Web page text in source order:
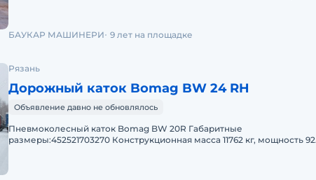
БАУКАР МАШИНЕРИ 9 лет на площадке
Рязань
Дорожный каток Bomag BW 24 RH
Объявление давно не обновлялось
Пневмоколесный каток Bomag BW 20R Габаритные
размеры:452521703270 Конструкционная масса 11762 кг, мощность 92